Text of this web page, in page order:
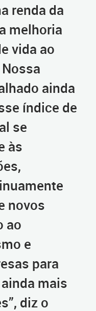
renda da
melhoria
vida ao
ainda
índice de
se
às
novos
ao
e
para
mais
diz o